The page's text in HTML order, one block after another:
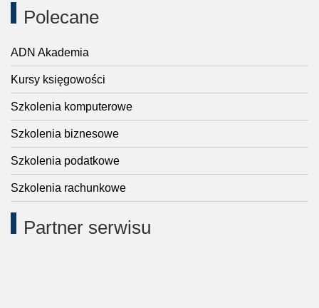
Polecane
ADN Akademia
Kursy księgowości
Szkolenia komputerowe
Szkolenia biznesowe
Szkolenia podatkowe
Szkolenia rachunkowe
Partner serwisu